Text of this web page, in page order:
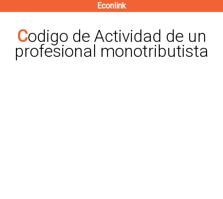
contenido
principal
Econlink
Codigo de Actividad de un
profesional monotributista